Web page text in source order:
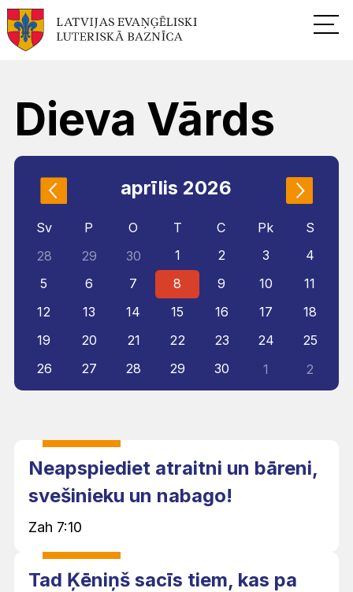
Dieva Vārds
Neapspiediet atraitni un bāreni,
svešinieku un nabago!
Zah 7:10
Tad Ķēniņš sacīs tiem, kas pa
aprīlis 2026
Sv P O T C Pk
S
28
29 30 1 2 3
4
5
6 7 8 9 10
11
12
13 14 15 16 17
18
19
20 21 22 23 24
25
26
27 28 29 30 1 2